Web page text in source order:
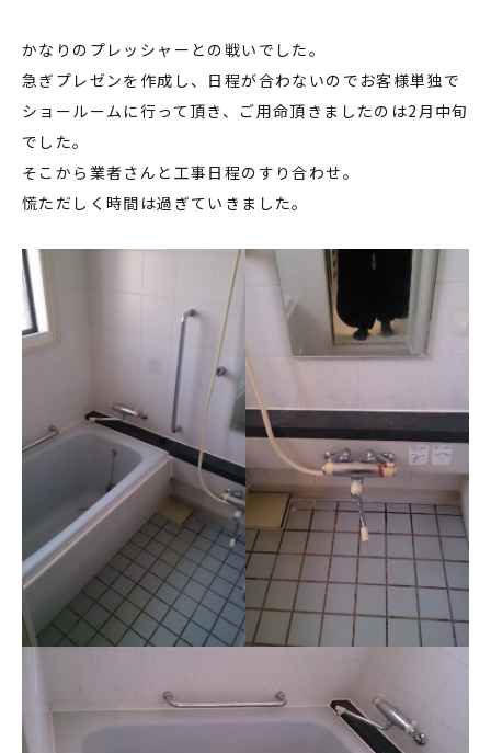
かなりのプレッシャーとの戦いでした。
急ぎプレゼンを作成し、日程が合わないのでお客様単独で
ショールームに行って頂き、ご用命頂きましたのは2月中旬
でした。
そこから業者さんと工事日程のすり合わせ。
慌ただしく時間は過ぎていきました。